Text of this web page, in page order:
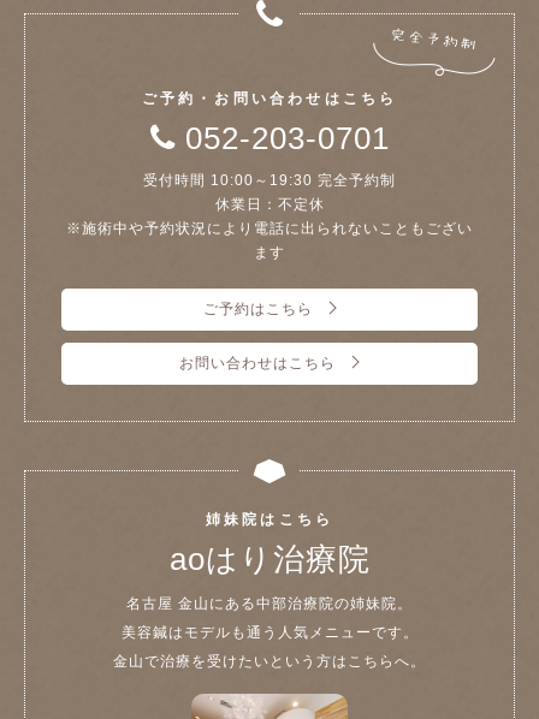
ご予約・お問い合わせはこちら
052-203-0701
受付時間 10:00～19:30 完全予約制
休業日：不定休
※施術中や予約状況により電話に出られないこともござい
ます
ご予約はこちら
お問い合わせはこちら
姉妹院はこちら
aoはり治療院
名古屋 金山にある中部治療院の姉妹院。
美容鍼はモデルも通う人気メニューです。
金山で治療を受けたいという方はこちらへ。